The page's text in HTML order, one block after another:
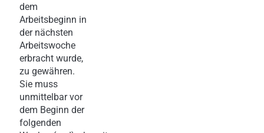
dem
Arbeitsbeginn in
der nächsten
Arbeitswoche
erbracht wurde,
zu gewähren.
Sie muss
unmittelbar vor
dem Beginn der
folgenden